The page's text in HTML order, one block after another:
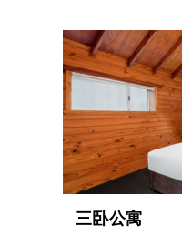
三卧公寓